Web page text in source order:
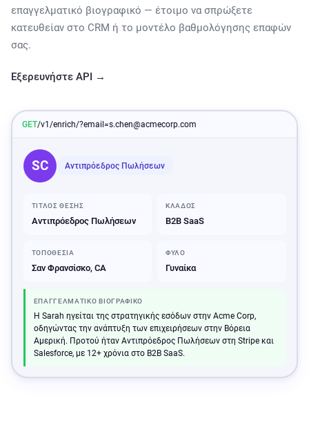
επαγγελματικό βιογραφικό — έτοιμο να σπρώξετε
κατευθείαν στο CRM ή το μοντέλο βαθμολόγησης επαφών
σας.
Εξερευνήστε API →
GET/v1/enrich/?email=s.chen@acmecorp.com
SC Αντιπρόεδρος Πωλήσεων
ΤΊΤΛΟΣ ΘΈΣΗΣ
Αντιπρόεδρος Πωλήσεων
ΚΛΆΔΟΣ
B2B SaaS
ΤΟΠΟΘΕΣΊΑ
Σαν Φρανσίσκο, CA
ΦΎΛΟ
Γυναίκα
ΕΠΑΓΓΕΛΜΑΤΙΚΌ ΒΙΟΓΡΑΦΙΚΌ
Η Sarah ηγείται της στρατηγικής εσόδων στην Acme Corp,
οδηγώντας την ανάπτυξη των επιχειρήσεων στην Βόρεια
Αμερική. Προτού ήταν Αντιπρόεδρος Πωλήσεων στη Stripe και
Salesforce, με 12+ χρόνια στο B2B SaaS.